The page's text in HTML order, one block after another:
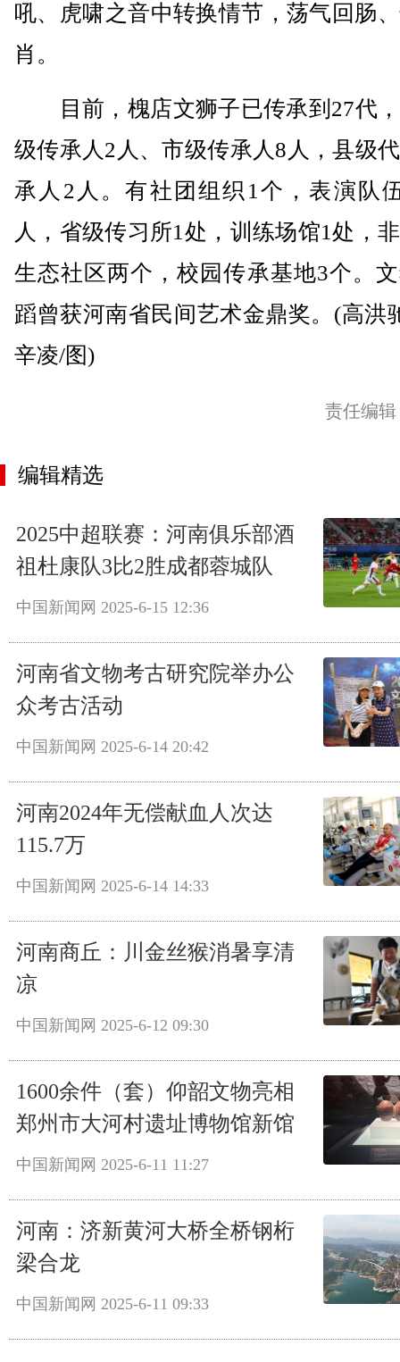
吼、虎啸之音中转换情节，荡气回肠
肖。
目前，槐店文狮子已传承到27代
级传承人2人、市级传承人8人，县级
承人2人。有社团组织1个，表演队
人，省级传习所1处，训练场馆1处，
生态社区两个，校园传承基地3个。
蹈曾获河南省民间艺术金鼎奖。(高洪
辛凌/图)
责任编
编辑精选
2025中超联赛：河南俱乐部酒
祖杜康队3比2胜成都蓉城队
中国新闻网 2025-6-15 12:36
河南省文物考古研究院举办公
众考古活动
中国新闻网 2025-6-14 20:42
河南2024年无偿献血人次达
115.7万
中国新闻网 2025-6-14 14:33
河南商丘：川金丝猴消暑享清
凉
中国新闻网 2025-6-12 09:30
1600余件（套）仰韶文物亮相
郑州市大河村遗址博物馆新馆
中国新闻网 2025-6-11 11:27
河南：济新黄河大桥全桥钢桁
梁合龙
中国新闻网 2025-6-11 09:33